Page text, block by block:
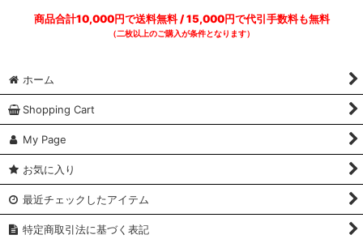
商品合計10,000円で送料無料 / 15,000円で代引手数料も無料
（二枚以上のご購入が条件となります）
ホーム
Shopping Cart
My Page
お気に入り
最近チェックしたアイテム
特定商取引法に基づく表記